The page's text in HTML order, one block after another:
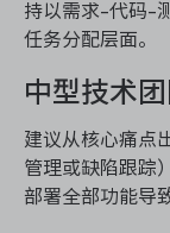
持以需求-代码-
任务分配层面。
中型技术
建议从核心痛点
管理或缺陷跟踪
部署全部功能导